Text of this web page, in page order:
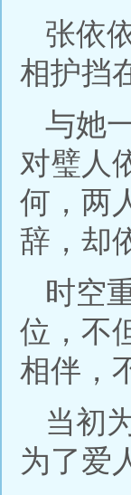
张依
相护挡
与她
对璧人
何，两
辞，却
时空
位，不
相伴，
当初
为了爱